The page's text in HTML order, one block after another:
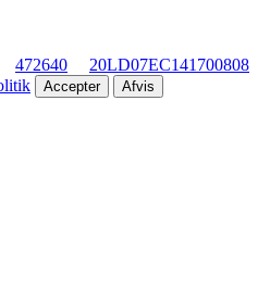
472640 20LD07EC141700808
Accepter Afvis